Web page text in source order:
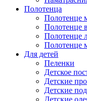
Полотенца
Полотенце
Полотенце
Полотенце
Полотенце
Для детей
Пеленки
Детское
Детские
Детские
Детские